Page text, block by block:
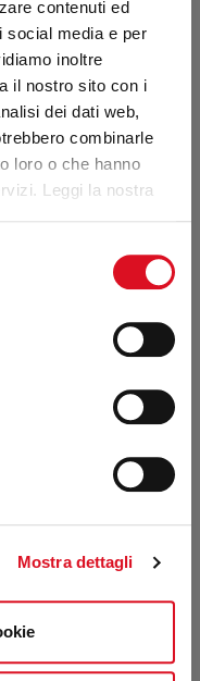
contenuti ed
social media e per
inoltre
il nostro sito con i
dei dati web,
combinarle
loro o che hanno
Leggi la nostra
Mostra dettagli